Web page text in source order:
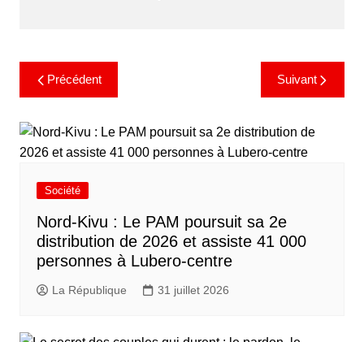
Précédent Suivant
Société
Nord-Kivu : Le PAM poursuit sa 2e
distribution de 2026 et assiste 41 000
personnes à Lubero-centre
La République 31 juillet 2026